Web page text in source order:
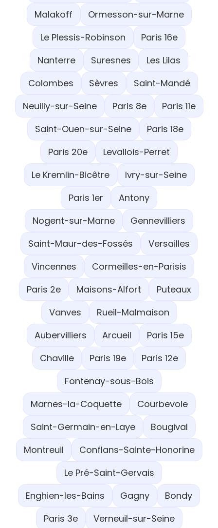
Malakoff
Ormesson-sur-Marne
Le Plessis-Robinson
Paris 16e
Nanterre
Suresnes
Les Lilas
Colombes
Sèvres
Saint-Mandé
Neuilly-sur-Seine
Paris 8e
Paris 11e
Saint-Ouen-sur-Seine
Paris 18e
Paris 20e
Levallois-Perret
Le Kremlin-Bicêtre
Ivry-sur-Seine
Paris 1er
Antony
Nogent-sur-Marne
Gennevilliers
Saint-Maur-des-Fossés
Versailles
Vincennes
Cormeilles-en-Parisis
Paris 2e
Maisons-Alfort
Puteaux
Vanves
Rueil-Malmaison
Aubervilliers
Arcueil
Paris 15e
Chaville
Paris 19e
Paris 12e
Fontenay-sous-Bois
Marnes-la-Coquette
Courbevoie
Saint-Germain-en-Laye
Bougival
Montreuil
Conflans-Sainte-Honorine
Le Pré-Saint-Gervais
Enghien-les-Bains
Gagny
Bondy
Paris 3e
Verneuil-sur-Seine